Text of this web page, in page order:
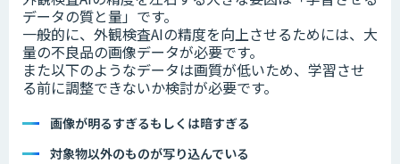
データの質と量」です。
一般的に、外観検査AIの精度を向上させるためには、大
量の不良品の画像データが必要です。
また以下のようなデータは画質が低いため、学習させ
る前に調整できないか検討が必要です。
画像が明るすぎるもしくは暗すぎる
対象物以外のものが写り込んでいる